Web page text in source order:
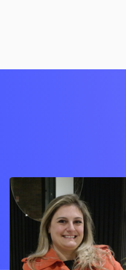
Delucci
Bento Gonçalves / RS
Sem saber muito sobre
empreendedorismo, o casal
contou com o Sebrae para
aprender tudo sobre o